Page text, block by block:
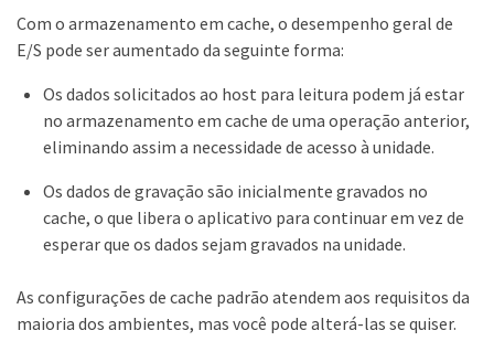
Com o armazenamento em cache, o desempenho geral de
E/S pode ser aumentado da seguinte forma:
Os dados solicitados ao host para leitura podem já estar
no armazenamento em cache de uma operação anterior,
eliminando assim a necessidade de acesso à unidade.
Os dados de gravação são inicialmente gravados no
cache, o que libera o aplicativo para continuar em vez de
esperar que os dados sejam gravados na unidade.
As configurações de cache padrão atendem aos requisitos da
maioria dos ambientes, mas você pode alterá-las se quiser.